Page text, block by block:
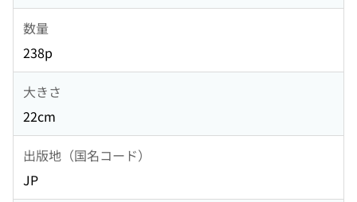
数量
238p
大きさ
22cm
出版地（国名コード）
JP